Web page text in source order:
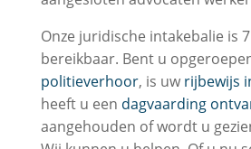
Onze juridische intakebalie is
bereikbaar. Bent u
politieverhoor, is uw rijbewijs
heeft u een dagvaarding
aangehouden of wordt u